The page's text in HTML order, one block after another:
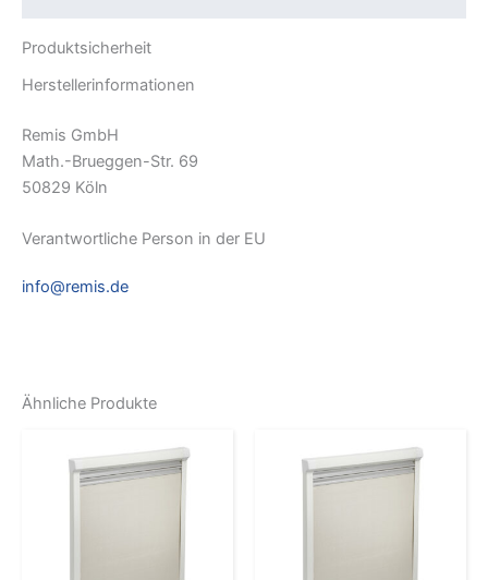
Produktsicherheit
Herstellerinformationen
Remis GmbH
Math.-Brueggen-Str. 69
50829 Köln
Verantwortliche Person in der EU
info@remis.de
Ähnliche Produkte